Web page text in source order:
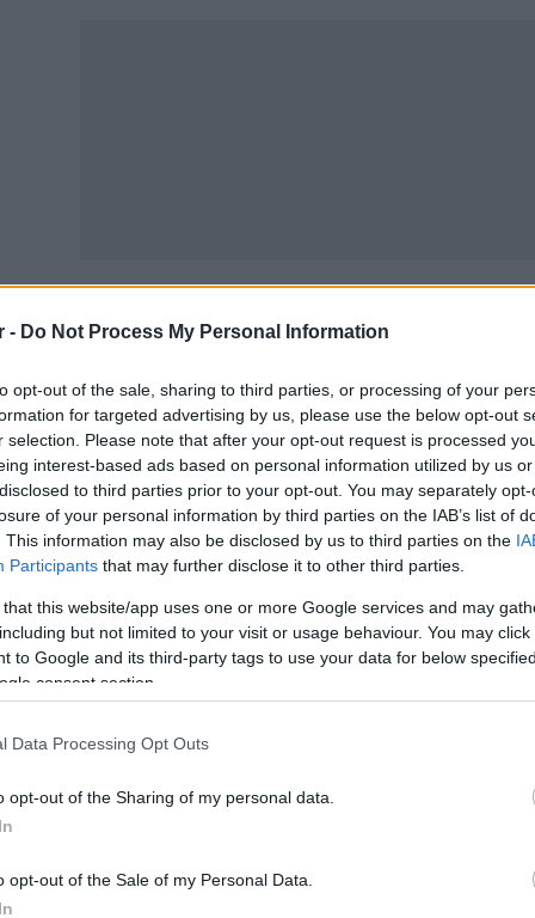
- Do Not Process My Personal Information
opt-out of the sale, sharing to third parties, or processing of your
for targeted advertising by us, please use the below opt-out
selection. Please note that after your opt-out request is processed
interest-based ads based on personal information utilized by us
to third parties prior to your opt-out. You may separately
of your personal information by third parties on the IAB’s list of
This information may also be disclosed by us to third parties on the
Participants that may further disclose it to other third parties.
that this website/app uses one or more Google services and may
but not limited to your visit or usage behaviour. You may
to Google and its third-party tags to use your data for below
consent section.
Data Processing Opt Outs
opt-out of the Sharing of my personal data.
opt-out of the Sale of my Personal Data.
ψηφιακού εργαλείου εντοπισμού
υπηρεσίες του υπουργείου έχουν εντοπιστεί
σε παραπλανητικές εκπτώσεις.
καταστήματα τις Κυριακές: Το προτεινόμενο
εφαρμογή του άρθρου 9ι του Ν.2251/1994
13α προβλέπεται η δημοσίευση των συγκεκριμένων
ευρώ.
5 εταιρείες στις οποίες έχει ολοκληρωθεί η νόμιμη